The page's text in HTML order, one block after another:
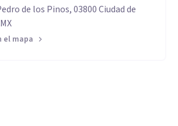
de los Pinos, 03800 Ciudad de
el mapa